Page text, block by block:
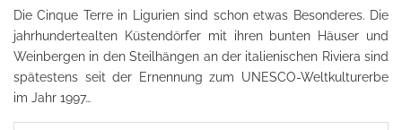
Die Cinque Terre in Ligurien sind schon etwas Besonderes. Die
jahrhundertealten Küstendörfer mit ihren bunten Häuser und
Weinbergen in den Steilhängen an der italienischen Riviera sind
spätestens seit der Ernennung zum UNESCO-Weltkulturerbe
im Jahr 1997…